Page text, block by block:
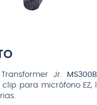
Transformer Jr. MS300B
para micrófono